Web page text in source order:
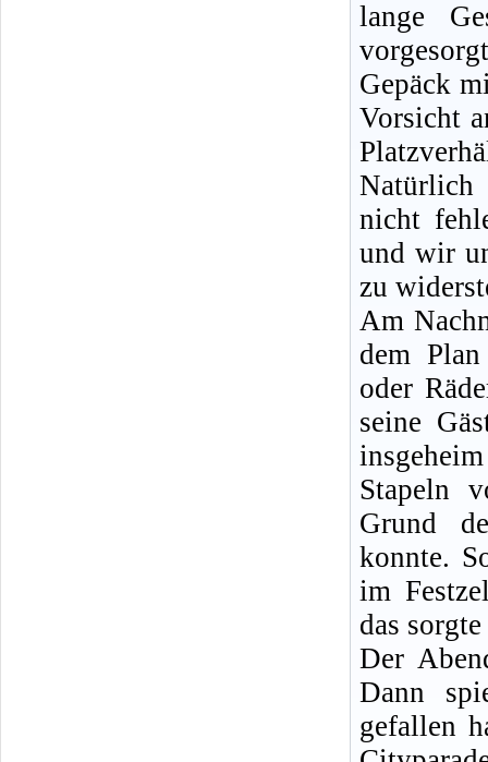
lange
Gepäck
Vorsicht
Natürlich
nicht
und wir
zu
Am
dem
oder
seine
Stapeln
Grund
konnte.
im
das
Der
Dann
gefallen